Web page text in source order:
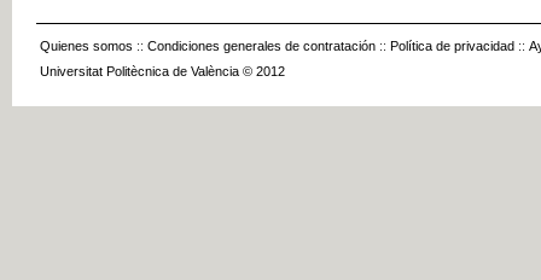
Quienes somos :: Condiciones generales de contratación :: Política de privacidad ::
Universitat Politècnica de València © 2012